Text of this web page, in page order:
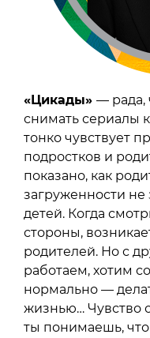
«Цикады» — рада,
снимать сериалы
тонко чувствует
подростков и
показано, как
загруженности
детей. Когда
стороны,
родителей. Но с
работаем, хотим
нормально —
жизнью… Чувство
ты понимаешь,